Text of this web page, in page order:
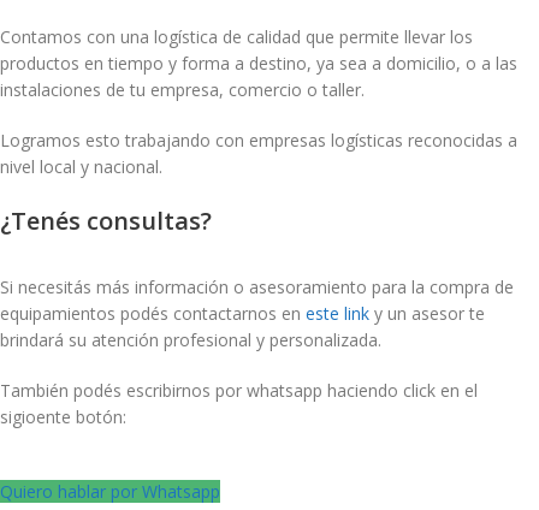
Contamos con una logística de calidad que permite llevar los
productos en tiempo y forma a destino, ya sea a domicilio, o a las
instalaciones de tu empresa, comercio o taller.
Logramos esto trabajando con empresas logísticas reconocidas a
nivel local y nacional.
¿Tenés consultas?
Si necesitás más información o asesoramiento para la compra de
equipamientos podés contactarnos en este link y un asesor te
brindará su atención profesional y personalizada.
También podés escribirnos por whatsapp haciendo click en el
sigioente botón:
Quiero hablar por Whatsapp